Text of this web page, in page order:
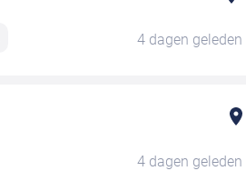
4 dagen geleden
4 dagen geleden